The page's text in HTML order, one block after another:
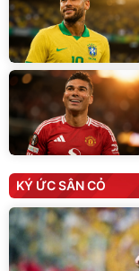
KÝ ỨC SÂN CỎ